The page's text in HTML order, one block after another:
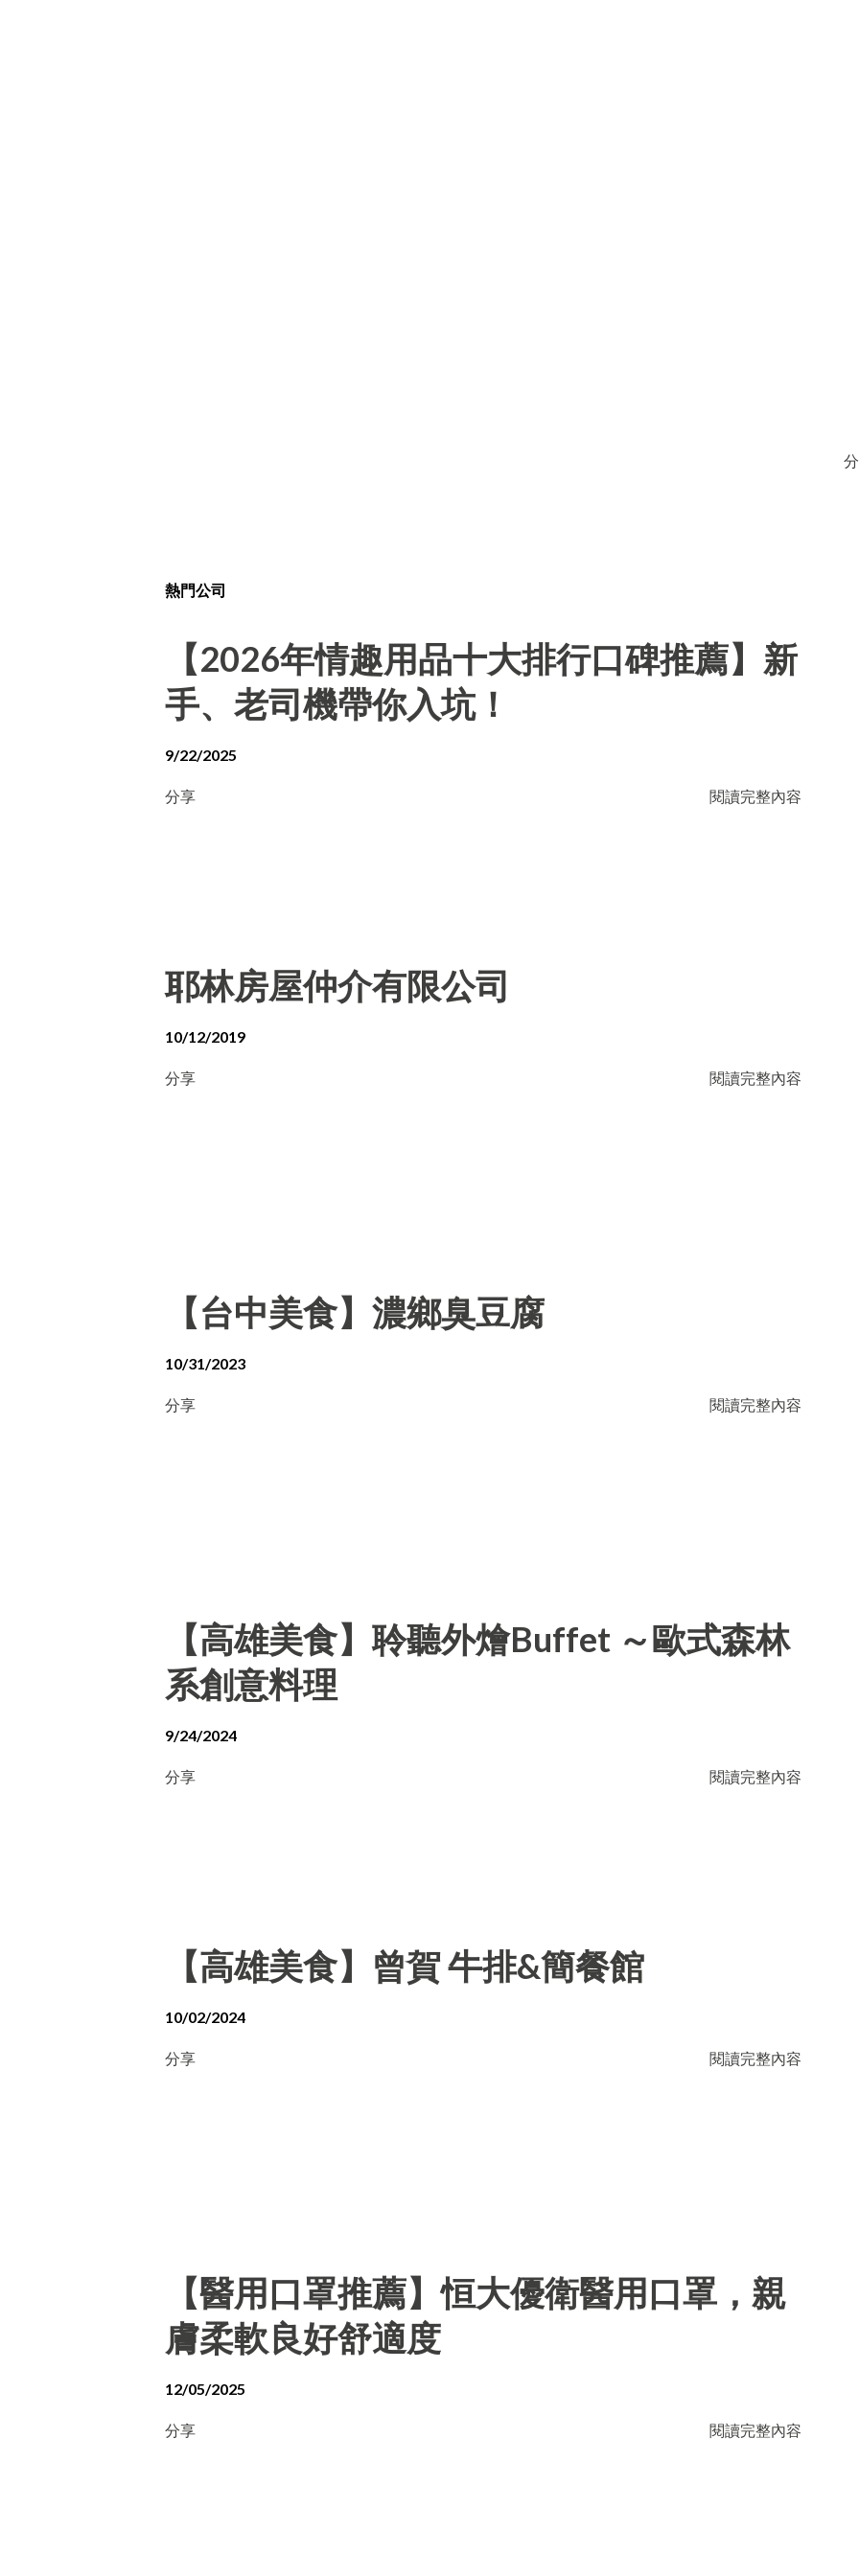
熱門公司
【2026年情趣用品十大排行口碑推薦】新
手、老司機帶你入坑！
9/22/2025
分享 閱讀完整內容
耶林房屋仲介有限公司
10/12/2019
分享 閱讀完整內容
【台中美食】濃鄉臭豆腐
10/31/2023
分享 閱讀完整內容
【高雄美食】聆聽外燴Buffet ～歐式森林
系創意料理
9/24/2024
分享 閱讀完整內容
【高雄美食】曾賀 牛排&簡餐館
10/02/2024
分享 閱讀完整內容
【醫用口罩推薦】恒大優衛醫用口罩，親
膚柔軟良好舒適度
12/05/2025
分享 閱讀完整內容